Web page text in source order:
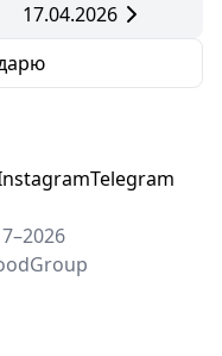
17.04.2026
Telegram